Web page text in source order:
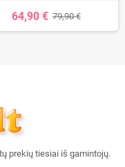
64,90 € 79,90 €
prekių tiesiai iš gamintojų.